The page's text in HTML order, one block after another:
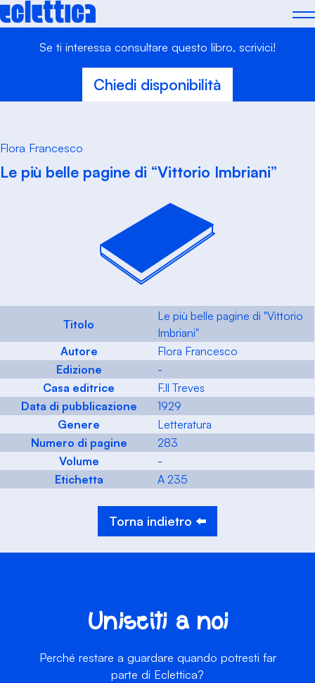
Skip
to
Se ti interessa consultare questo libro, scrivici!
Chiedi disponibilità
Flora Francesco
Le più belle pagine di “Vittorio Imbriani”
Titolo
Le più belle pagine di "Vittorio
Imbriani"
Autore
Flora Francesco
Edizione
-
Casa editrice
F.ll Treves
Data di pubblicazione
1929
Genere
Letteratura
Numero di pagine
283
Volume
-
Etichetta
A 235
Torna indietro ⬅️
Unisciti a noi
Perché restare a guardare quando potresti far
parte di Eclettica?